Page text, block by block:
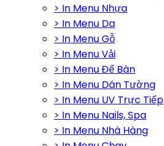
> In Menu Nhựa
> In Menu Da
> In Menu Gỗ
> In Menu Vải
> In Menu Để Bàn
> In Menu Dán Tường
> In Menu UV Trực Tiếp
> In Menu Nails, Spa
> In Menu Nhà Hàng